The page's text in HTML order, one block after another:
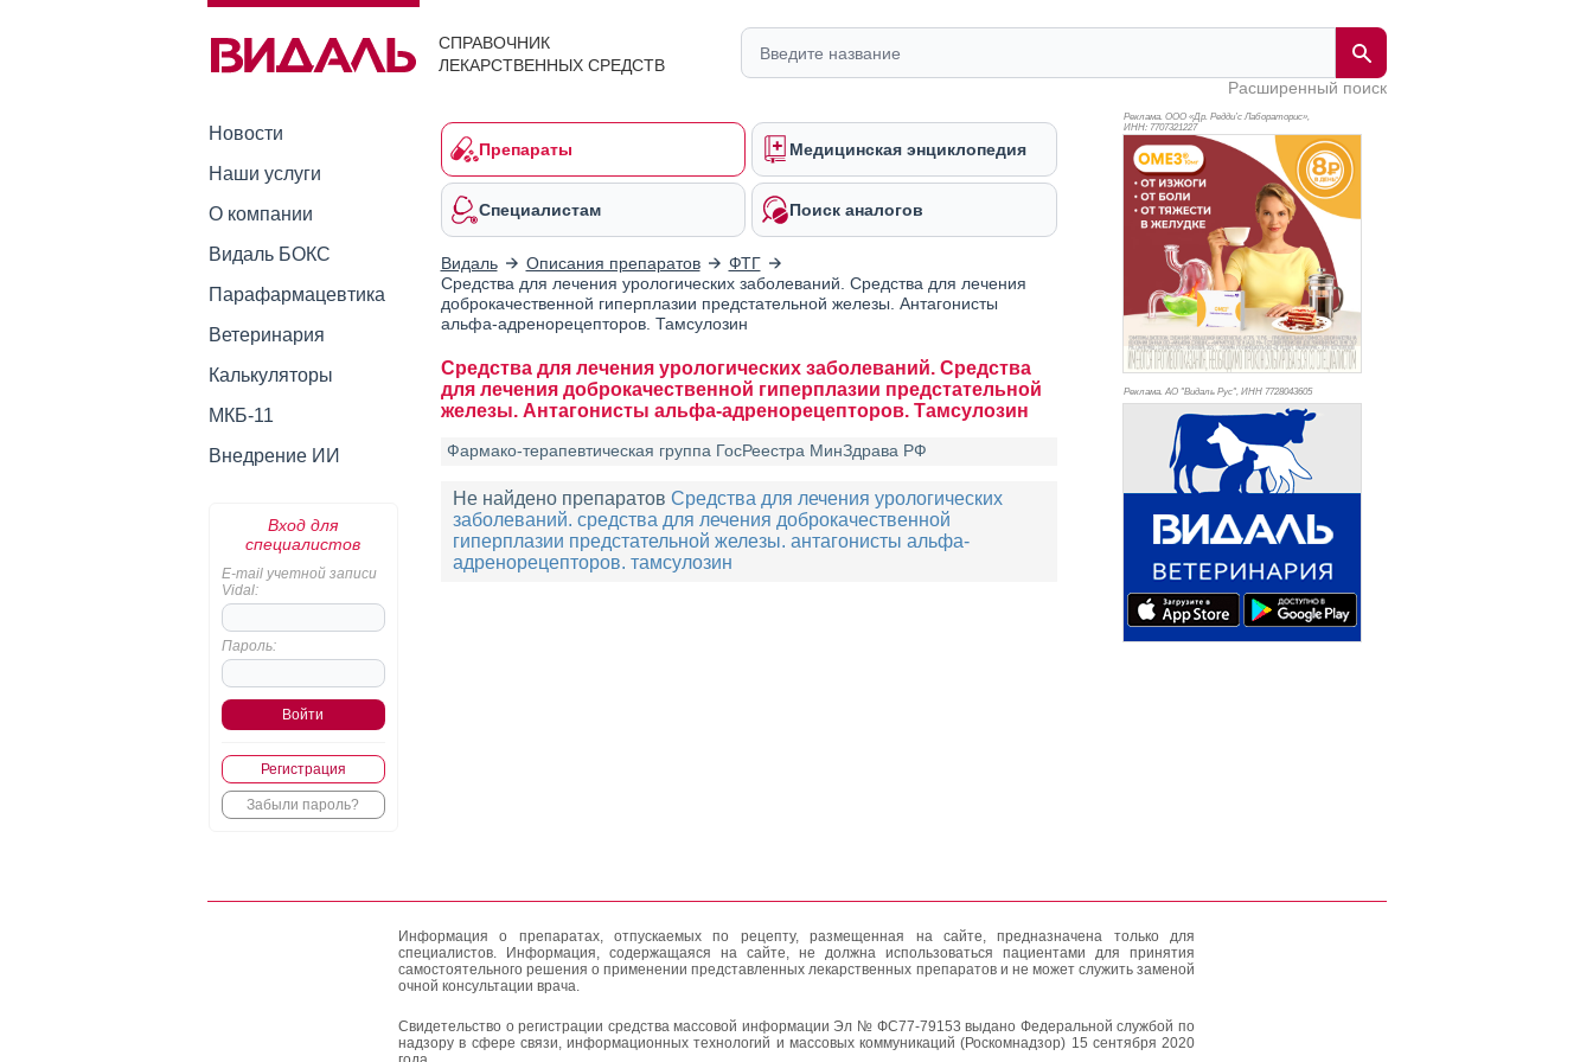
СПРАВОЧНИК
ЛЕКАРСТВЕННЫХ СРЕДСТВ
Расширенный поиск
Новости
Наши услуги
О компании
Видаль БОКС
Парафармацевтика
Ветеринария
Калькуляторы
МКБ-11
Внедрение ИИ
Вход для
специалистов
E-mail учетной записи
Vidal:
Пароль:
Регистрация
Забыли пароль?
Препараты Медицинская энциклопедия
Специалистам Поиск аналогов
Видаль Описания препаратов
ФТГ
Средства для лечения урологических заболеваний. Средства для лечения
доброкачественной гиперплазии предстательной железы. Антагонисты
альфа-адренорецепторов. Тамсулозин
Средства для лечения урологических заболеваний. Средства
для лечения доброкачественной гиперплазии предстательной
железы. Антагонисты альфа-адренорецепторов. Тамсулозин
Фармако-терапевтическая группа ГосРеестра МинЗдрава РФ
Не найдено препаратов Средства для лечения урологических
заболеваний. средства для лечения доброкачественной
гиперплазии предстательной железы. антагонисты альфа-
адренорецепторов. тамсулозин
Реклама. ООО «Др. Редди’с Лабораторис»,
ИНН: 7707321227
Реклама. АО "Видаль Рус", ИНН 7728043605
Информация о препаратах, отпускаемых по рецепту, размещенная на сайте, предназначена только для
специалистов. Информация, содержащаяся на сайте, не должна использоваться пациентами для принятия
самостоятельного решения о применении представленных лекарственных препаратов и не может служить заменой
очной консультации врача.
Свидетельство о регистрации средства массовой информации Эл № ФС77-79153 выдано Федеральной службой по
надзору в сфере связи, информационных технологий и массовых коммуникаций (Роскомнадзор) 15 сентября 2020